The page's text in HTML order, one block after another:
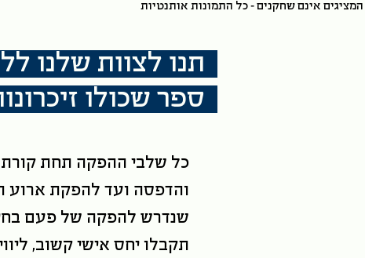
אינם שחקנים - כל התמונות אותנטיות
תנו לצוות שלנו
ספר שכולו
כל שלבי ההפקה תחת קורת
והדפסה ועד להפקת ארוע
שנדרש להפקה של פעם
תקבלו יחס אישי קשוב,